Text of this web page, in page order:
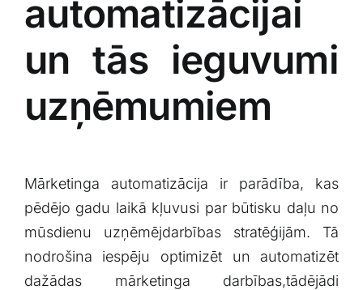
automatizācijai
un tās ieguvumi
uzņēmumiem
Mārketinga automatizācija ir parādība, ⁣kas
pēdējo gadu laikā ⁤kļuvusi par būtisku daļu no
mūsdienu uzņēmējdarbības stratēģijām. Tā
nodrošina iespēju optimizēt un automatizēt⁣
dažādas mārketinga​ darbības,tādējādi